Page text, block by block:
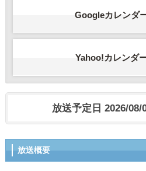
Googleカレンダ
Yahoo!カレンダ
放送予定日 2026/08/
放送概要